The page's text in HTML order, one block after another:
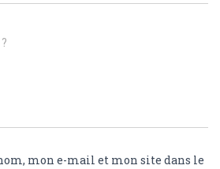
mon e-mail et mon site dans le